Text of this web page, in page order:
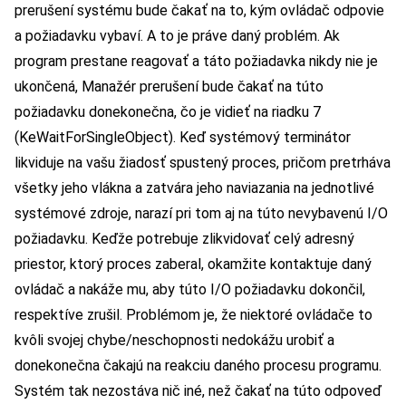
prerušení systému bude čakať na to, kým ovládač odpovie
a požiadavku vybaví. A to je práve daný problém. Ak
program prestane reagovať a táto požiadavka nikdy nie je
ukončená, Manažér prerušení bude čakať na túto
požiadavku donekonečna, čo je vidieť na riadku 7
(KeWaitForSingleObject). Keď systémový terminátor
likviduje na vašu žiadosť spustený proces, pričom pretrháva
všetky jeho vlákna a zatvára jeho naviazania na jednotlivé
systémové zdroje, narazí pri tom aj na túto nevybavenú I/O
požiadavku. Keďže potrebuje zlikvidovať celý adresný
priestor, ktorý proces zaberal, okamžite kontaktuje daný
ovládač a nakáže mu, aby túto I/O požiadavku dokončil,
respektíve zrušil. Problémom je, že niektoré ovládače to
kvôli svojej chybe/neschopnosti nedokážu urobiť a
donekonečna čakajú na reakciu daného procesu programu.
Systém tak nezostáva nič iné, než čakať na túto odpoveď